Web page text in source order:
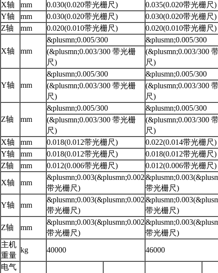
X轴 mm 0.030(0.020带光栅尺)
0.035(0.020带光栅尺)
Y轴
mm 0.030(0.020带光栅尺)
0.030(0.020带光栅尺)
Z轴
mm 0.020(0.010带光栅尺) 0.020(0.010带光栅尺)
X轴 mm
&plusmn;0.005/300
&plusmn;0.005/300
(&plusmn;0.003/300 带光栅
尺)
(&plusmn;0.003/300
尺)
Y轴 mm
&plusmn;0.005/300
&plusmn;0.005/300
(&plusmn;0.003/300 带光栅
尺)
(&plusmn;0.003/300
尺)
Z轴 mm
&plusmn;0.005/300
&plusmn;0.005/300
(&plusmn;0.003/300 带光栅
尺)
(&plusmn;0.003/300
尺)
X轴
mm 0.018(0.012带光栅尺)
0.022(0.014带光栅尺)
Y轴
mm 0.018(0.012带光栅尺)
0.018(0.012带光栅尺)
Z轴
mm 0.012(0.006带光栅尺) 0.012(0.006带光栅尺)
X轴 mm
&plusmn;0.003(&plusmn;0.002
带光栅尺)
带光栅尺)
Y轴 mm
&plusmn;0.003(&plusmn;0.002
带光栅尺)
带光栅尺)
Z轴 mm
&plusmn;0.003(&plusmn;0.002
带光栅尺)
带光栅尺)
主机
重量
kg 40000 46000
电气